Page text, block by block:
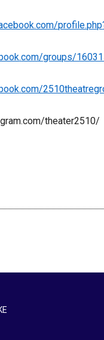
.com/profile.php
.com/groups/
.com/2510
.com/theater2510/